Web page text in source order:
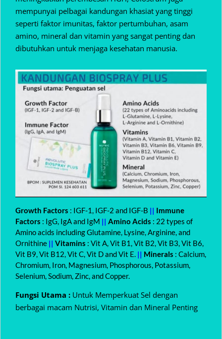
mempunyai pelbagai kandungan khasiat yang tinggi
seperti faktor imunitas, faktor pertumbuhan, asam
amino, mineral dan vitamin yang sangat penting dan
dibutuhkan untuk menjaga kesehatan manusia.
Growth Factors : IGF-1, IGF-2 and IGF-B || Immune
Factors : IgG, IgA and IgM || Amino Acids : 22 types of
Amino acids including Glutamine, Lysine, Arginine, and
Ornithine || Vitamins : Vit A, Vit B1, Vit B2, Vit B3, Vit B6,
Vit B9, Vit B12, Vit C, Vit D and Vit E. || Minerals : Calcium,
Chromium, Iron, Magnesium, Phosphorous, Potassium,
Selenium, Sodium, Zinc, and Copper.
Fungsi Utama : Untuk Memperkuat Sel dengan
berbagai macam Nutrisi, Vitamin dan Mineral Penting